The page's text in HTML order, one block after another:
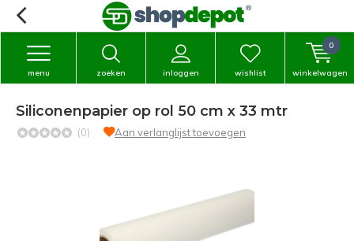
zoeken inloggen
menu wishlist winkelwagen
0
Siliconenpapier op rol 50 cm x 33 mtr
(0) Aan verlanglijst toevoegen